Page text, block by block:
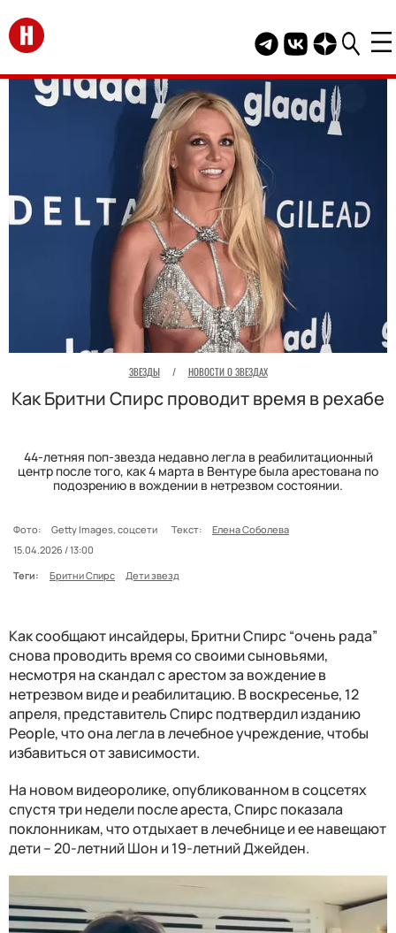
Перейти на главную
Telegram канал
Группа HELLO
Канал
ЗВЕЗДЫ / НОВОСТИ О ЗВЕЗДАХ
Как Бритни Спирс проводит время в рехабе
44-летняя поп-звезда недавно легла в реабилитационный
центр после того, как 4 марта в Вентуре была арестована по
подозрению в вождении в нетрезвом состоянии.
Фото: Getty Images, соцсети Текст:
Елена Соболева
15.04.2026 / 13:00
Теги:
Бритни Спирс Дети звезд
Как сообщают инсайдеры, Бритни Спирс “очень рада”
снова проводить время со своими сыновьями,
несмотря на скандал с арестом за вождение в
нетрезвом виде и реабилитацию. В воскресенье, 12
апреля, представитель Спирс подтвердил изданию
People, что она легла в лечебное учреждение, чтобы
избавиться от зависимости.
На новом видеоролике, опубликованном в соцсетях
спустя три недели после ареста, Спирс показала
поклонникам, что отдыхает в лечебнице и ее навещают
дети – 20-летний Шон и 19-летний Джейден.